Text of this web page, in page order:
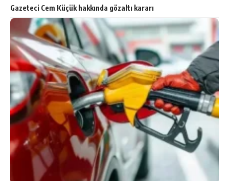
Gazeteci Cem Küçük hakkında gözaltı kararı